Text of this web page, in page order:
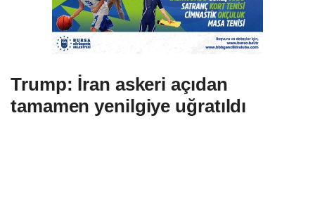
Trump: İran askeri açıdan
tamamen yenilgiye uğratıldı